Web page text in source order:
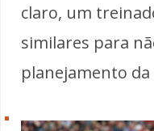
claro, um
similares para
planejamento